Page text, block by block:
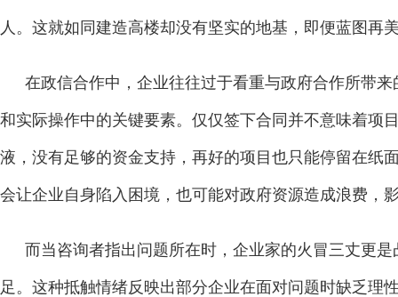
人。这就如同建造高楼却没有坚实的地基，即便蓝图再
在政信合作中，企业往往过于看重与政府合作所带
和实际操作中的关键要素。仅仅签下合同并不意味着项
液，没有足够的资金支持，再好的项目也只能停留在纸
会让企业自身陷入困境，也可能对政府资源造成浪费，
而当咨询者指出问题所在时，企业家的火冒三丈更
足。这种抵触情绪反映出部分企业在面对问题时缺乏理